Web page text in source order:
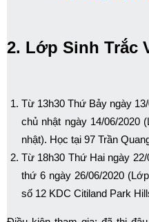
2. Lớp Sinh Trắc
Từ 13h30 Thứ Bảy ngày
chủ nhật ngày 14/06/2020
nhật). Học tại 97 Trần
Từ 18h30 Thứ Hai ngày
thứ 6 ngày 26/06/2020
số 12 KDC Citiland Park